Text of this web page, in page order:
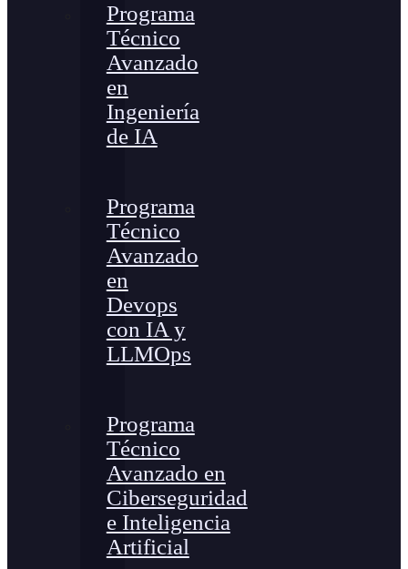
Programa
Técnico
Avanzado
en
Ingeniería
de IA
Programa
Técnico
Avanzado
en
Devops
con IA y
LLMOps
Programa
Técnico
Avanzado en
Ciberseguridad
e Inteligencia
Artificial